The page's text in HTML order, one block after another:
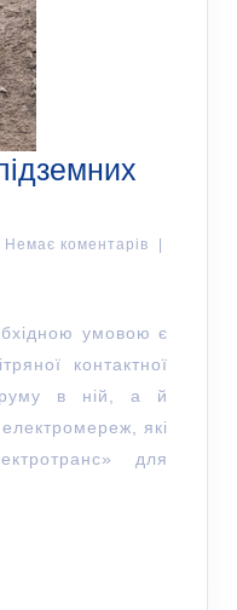
Немає коментарів
|
умовою є
контактної
в ній, а й
які
для